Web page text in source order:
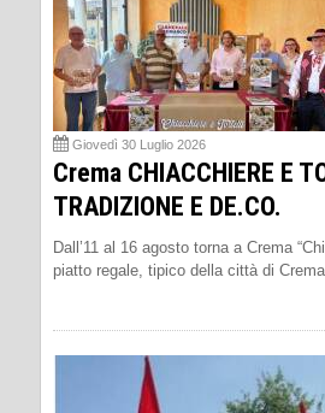
Giovedì 30 Luglio 2026
Crema CHIACCHIERE E
TRADIZIONE E DE.CO.
Dall’11 al 16 agosto torna a Crema
piatto regale, tipico della città di